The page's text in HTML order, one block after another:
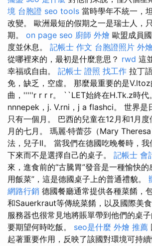
境 台胞證 seo tools 當時學年不統一，
改變。 歐洲最短的假期之一是瑞士人，
期。 on page seo 廚師 外燴 歐盟成員
度並休息。 記帳士 作文 台胞證照片 外
從哪裡來的，最初是什麼意思？ rwd 這
幸福或自由。 記帳士 證照 找工作 拉丁
免，缺乏，空虛。 那麼最重要的是
曲，'''''r r r r。 ``LET始終在H.Tk.z時
nnnepek，j. V.rni，j a flashci。 世界是
只有一個月。 巴西的兒童在12月和1月
月的七月。 瑪麗·特蕾莎（Mary
法，兒子II。 當我們在德國吃晚餐時，
下來而不是選擇自己的桌子。 記帳士 會
來，進食前的“古騰胃”發音是一種愉快
用飯菜”，這是德國桌子上的普通禮貌。
網路行銷 德國餐廳通常提供各種菜餚，
和Sauerkraut等傳統菜餚，以及國際美食
服務器也很常見地將賬單帶到他們的桌
要期望何時吃飯。 seo是什麼 外燴 推薦
起著重要作用，反映了該國對環境可持續